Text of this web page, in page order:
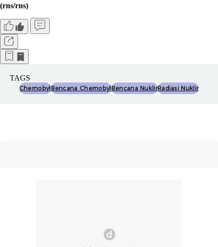
(rns/rns)
TAGS
ChernobylBencana ChernobylBencana NuklirRadiasi Nuklir